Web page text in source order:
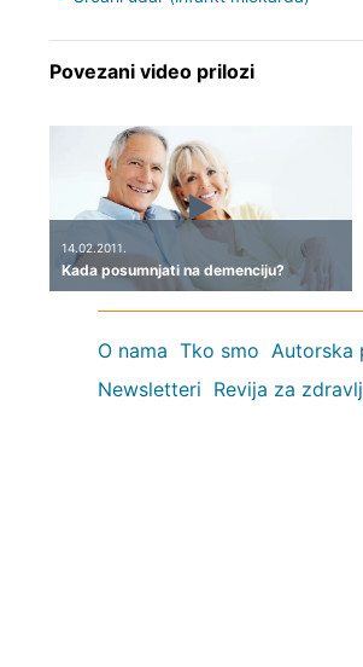
Povezani video prilozi
14.02.2011.
Kada posumnjati na demenciju?
O nama Tko smo Autorska
Newsletteri Revija za